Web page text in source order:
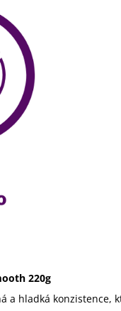
220g
a hladká konzistence,